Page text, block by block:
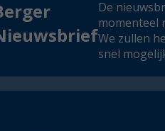
De
momenteel
We zullen
snel